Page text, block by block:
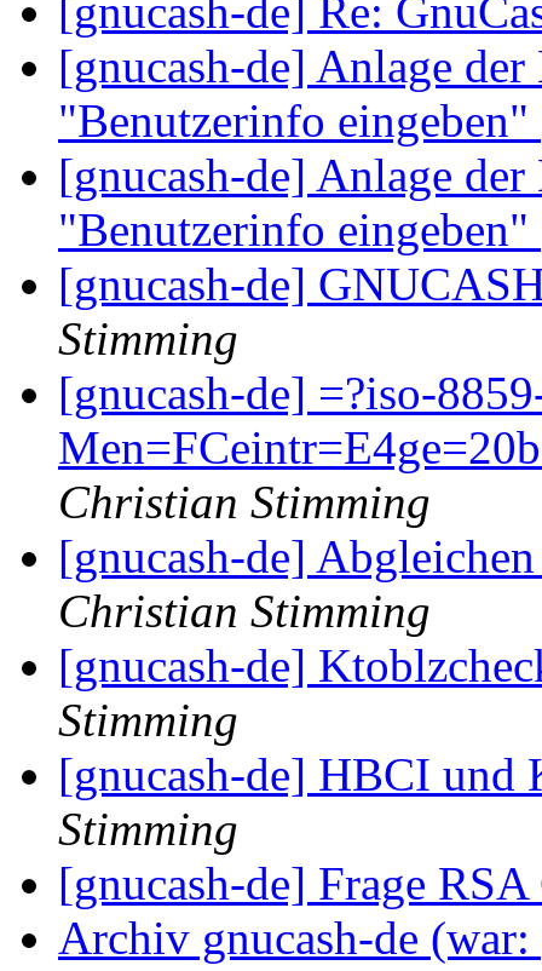
[gnucash-de] Re:
[gnucash-de] Anlage
"Benutzerinfo eingeben"
[gnucash-de] Anlage
"Benutzerinfo eingeben"
[gnucash-de]
Stimming
[gnucash-de] =?iso-
Christian Stimming
[gnucash-de]
Christian Stimming
[gnucash-de]
Stimming
[gnucash-de] HBCI und
Stimming
[gnucash-de] Frage
Archiv gnucash-de (war: